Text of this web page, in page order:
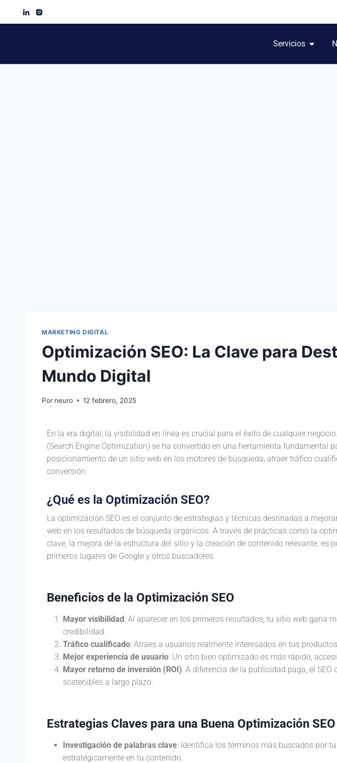
Servicios
MARKETING DIGITAL
Optimización SEO: La Clave para
Mundo Digital
Por neuro 12 febrero, 2025
En la era digital, la visibilidad en línea es crucial para el éxito de cualquier
(Search Engine Optimization) se ha convertido en una herramienta fundamental
posicionamiento de un sitio web en los motores de búsqueda, atraer tráfico
conversión.
¿Qué es la Optimización SEO?
La optimización SEO es el conjunto de estrategias y técnicas destinadas a
web en los resultados de búsqueda orgánicos. A través de prácticas como la
clave, la mejora de la estructura del sitio y la creación de contenido relevante, es
primeros lugares de Google y otros buscadores.
Beneficios de la Optimización SEO
Mayor visibilidad: Al aparecer en los primeros resultados, tu sitio web gana
credibilidad.
Tráfico cualificado: Atraes a usuarios realmente interesados en tus
Mejor experiencia de usuario: Un sitio bien optimizado es más rápido,
Mayor retorno de inversión (ROI): A diferencia de la publicidad paga, el SEO
sostenibles a largo plazo.
Estrategias Claves para una Buena Optimización SEO
Investigación de palabras clave: Identifica los términos más buscados por
estratégicamente en tu contenido.